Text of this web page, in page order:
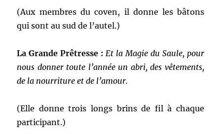
(Aux membres du coven, il donne les bâtons
qui sont au sud de l’autel.)
La Grande Prêtresse : Et la Magie du Saule, pour
nous donner toute l’année un abri, des vêtements,
de la nourriture et de l’amour.
(Elle donne trois longs brins de fil à chaque
participant.)